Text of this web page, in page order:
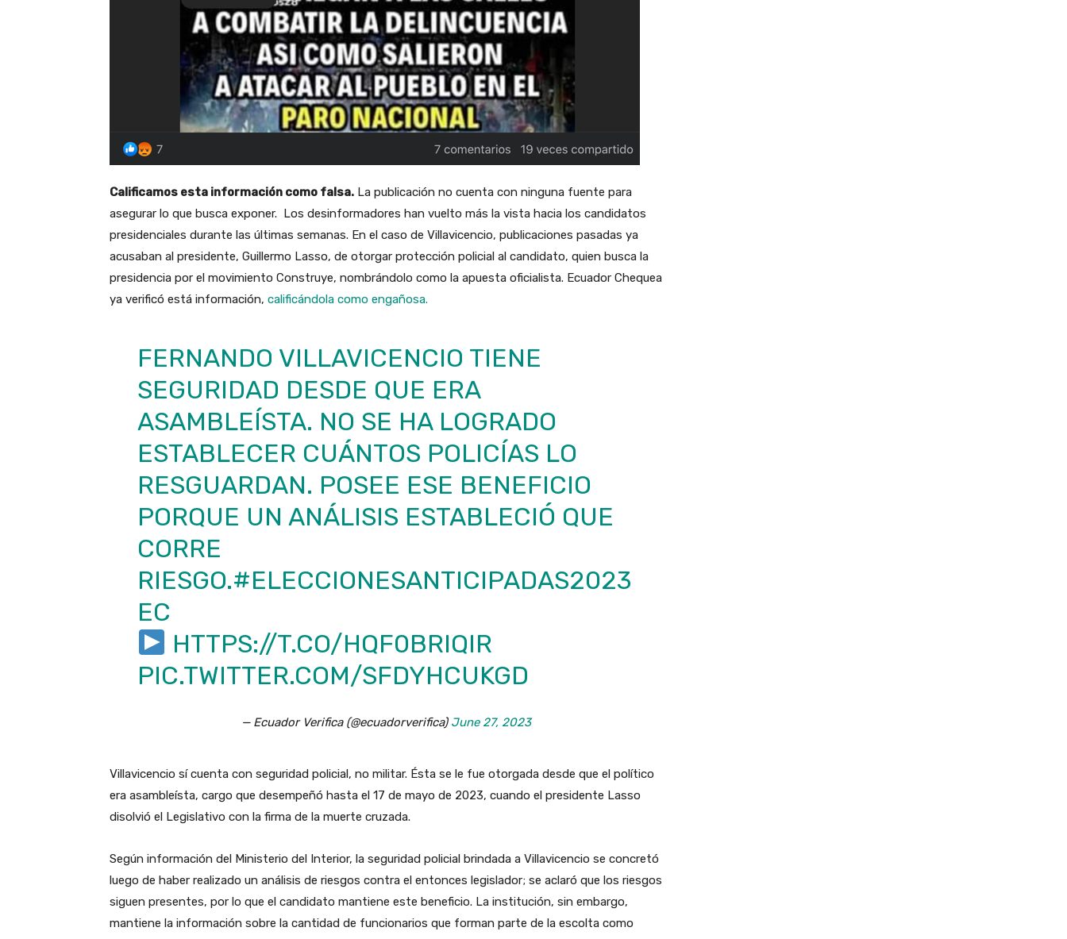
Calificamos esta información como falsa. La publicación no cuenta con ninguna fuente para
asegurar lo que busca exponer. Los desinformadores han vuelto más la vista hacia los candidatos
presidenciales durante las últimas semanas. En el caso de Villavicencio, publicaciones pasadas ya
acusaban al presidente, Guillermo Lasso, de otorgar protección policial al candidato, quien busca la
presidencia por el movimiento Construye, nombrándolo como la apuesta oficialista. Ecuador Chequea
ya verificó está información, calificándola como engañosa.
FERNANDO VILLAVICENCIO TIENE
SEGURIDAD DESDE QUE ERA
ASAMBLEÍSTA. NO SE HA LOGRADO
ESTABLECER CUÁNTOS POLICÍAS LO
RESGUARDAN. POSEE ESE BENEFICIO
PORQUE UN ANÁLISIS ESTABLECIÓ QUE
CORRE
RIESGO.#ELECCIONESANTICIPADAS2023
EC
HTTPS://T.CO/HQF0BRIQIR
PIC.TWITTER.COM/SFDYHCUKGD
— Ecuador Verifica (@ecuadorverifica) June 27, 2023
Villavicencio sí cuenta con seguridad policial, no militar. Ésta se le fue otorgada desde que el político
era asambleísta, cargo que desempeñó hasta el 17 de mayo de 2023, cuando el presidente Lasso
disolvió el Legislativo con la firma de la muerte cruzada.
Según información del Ministerio del Interior, la seguridad policial brindada a Villavicencio se concretó
luego de haber realizado un análisis de riesgos contra el entonces legislador; se aclaró que los riesgos
siguen presentes, por lo que el candidato mantiene este beneficio. La institución, sin embargo,
mantiene la información sobre la cantidad de funcionarios que forman parte de la escolta como